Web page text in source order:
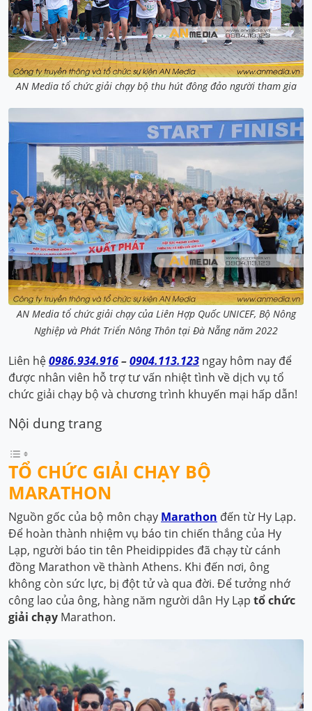
AN Media tổ chức giải chạy bộ thu hút đông đảo người tham gia
AN Media tổ chức giải chạy của Liên Hợp Quốc UNICEF, Bộ Nông
Nghiệp và Phát Triển Nông Thôn tại Đà Nẵng năm 2022
Liên hệ0986.934.916–0904.113.123 ngay hôm nay để
được nhân viên hỗ trợ tư vấn nhiệt tình về dịch vụ tổ
chức giải chạy bộ và chương trình khuyến mại hấp dẫn!
Nội dung trang
TỔ CHỨC GIẢI CHẠY BỘ
MARATHON
Nguồn gốc của bộ môn chạy Marathon đến từ Hy Lạp.
Để hoàn thành nhiệm vụ báo tin chiến thắng của Hy
Lạp, người báo tin tên Pheidippides đã chạy từ cánh
đồng Marathon về thành Athens. Khi đến nơi, ông
không còn sức lực, bị đột tử và qua đời. Để tưởng nhớ
công lao của ông, hàng năm người dân Hy Lạp tổ chức
giải chạy Marathon.